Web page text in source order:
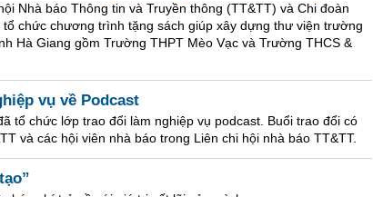
Nhà báo Thông tin và Truyền thông (TT&TT) và Chi đoàn
chức chương trình tặng sách giúp xây dựng thư viện trường
Hà Giang gồm Trường THPT Mèo Vạc và Trường THCS &
vụ về Podcast
tổ chức lớp trao đổi làm nghiệp vụ podcast. Buổi trao đổi có
và các hội viên nhà báo trong Liên chi hội nhà báo TT&TT.